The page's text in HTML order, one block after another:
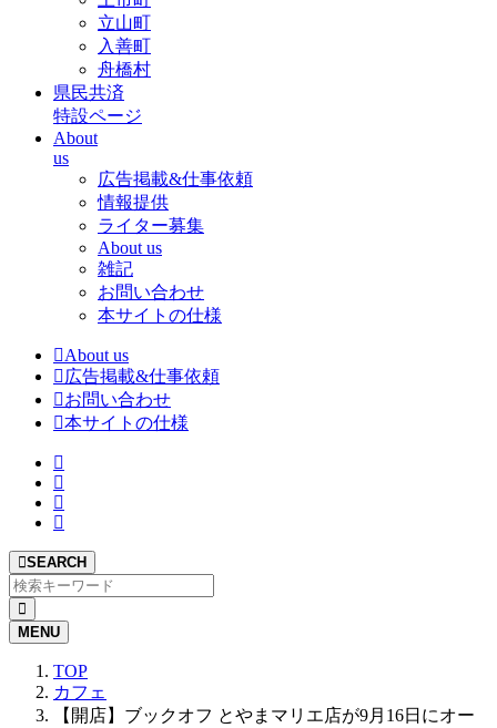
立山町
入善町
舟橋村
県民共済
特設ページ
About
us
広告掲載&仕事依頼
情報提供
ライター募集
About us
雑記
お問い合わせ
本サイトの仕様
About us
広告掲載&仕事依頼
お問い合わせ
本サイトの仕様
SEARCH
MENU
TOP
カフェ
【開店】ブックオフ とやまマリエ店が9月16日にオー